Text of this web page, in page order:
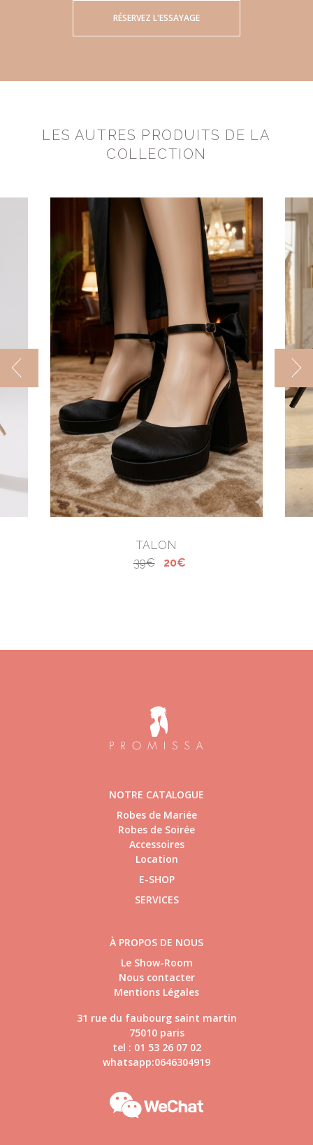
RÉSERVEZ L'ESSAYAGE
LES AUTRES PRODUITS DE LA
COLLECTION
TALON
39€
20€
NOTRE CATALOGUE
Robes de Mariée
Robes de Soirée
Accessoires
Location
E-SHOP
SERVICES
À PROPOS DE NOUS
Le Show-Room
Nous contacter
Mentions Légales
31 rue du faubourg saint martin
75010 paris
tel : 01 53 26 07 02
whatsapp:0646304919